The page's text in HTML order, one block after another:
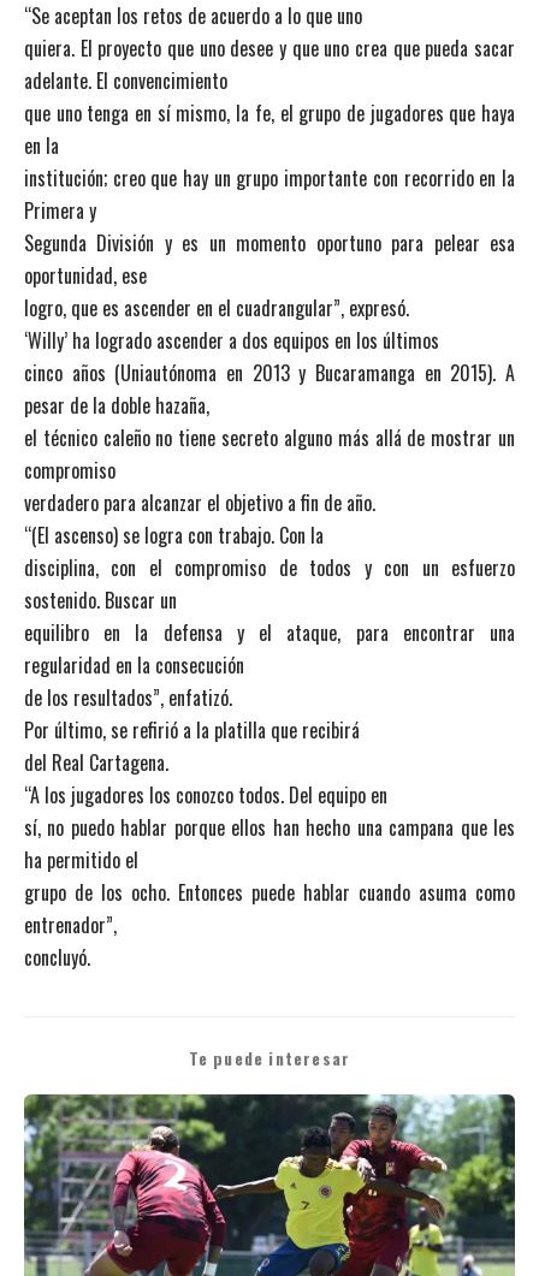
“Se aceptan los retos de acuerdo a lo que uno
quiera. El proyecto que uno desee y que uno crea que pueda sacar
adelante. El convencimiento
que uno tenga en sí mismo, la fe, el grupo de jugadores que haya
en la
institución; creo que hay un grupo importante con recorrido en la
Primera y
Segunda División y es un momento oportuno para pelear esa
oportunidad, ese
logro, que es ascender en el cuadrangular”, expresó.
‘Willy’ ha logrado ascender a dos equipos en los últimos
cinco años (Uniautónoma en 2013 y Bucaramanga en 2015). A
pesar de la doble hazaña,
el técnico caleño no tiene secreto alguno más allá de mostrar un
compromiso
verdadero para alcanzar el objetivo a fin de año.
“(El ascenso) se logra con trabajo. Con la
disciplina, con el compromiso de todos y con un esfuerzo
sostenido. Buscar un
equilibro en la defensa y el ataque, para encontrar una
regularidad en la consecución
de los resultados”, enfatizó.
Por último, se refirió a la platilla que recibirá
del Real Cartagena.
“A los jugadores los conozco todos. Del equipo en
sí, no puedo hablar porque ellos han hecho una campana que les
ha permitido el
grupo de los ocho. Entonces puede hablar cuando asuma como
entrenador”,
concluyó.
Te puede interesar